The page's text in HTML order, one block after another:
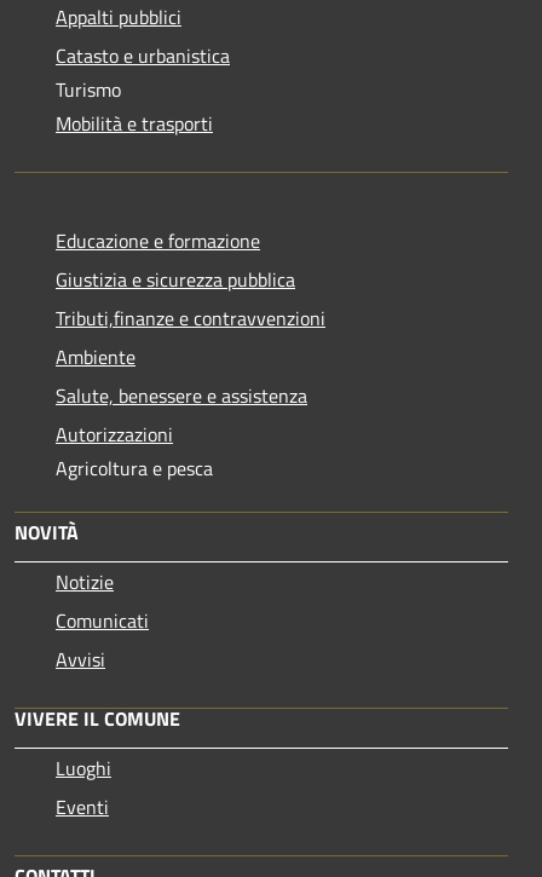
Appalti pubblici
Catasto e urbanistica
Turismo
Mobilità e trasporti
Educazione e formazione
Giustizia e sicurezza pubblica
Tributi,finanze e contravvenzioni
Ambiente
Salute, benessere e assistenza
Autorizzazioni
Agricoltura e pesca
NOVITÀ
Notizie
Comunicati
Avvisi
VIVERE IL COMUNE
Luoghi
Eventi